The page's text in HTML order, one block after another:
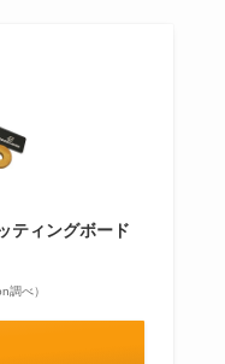
ティングボード
調べ）